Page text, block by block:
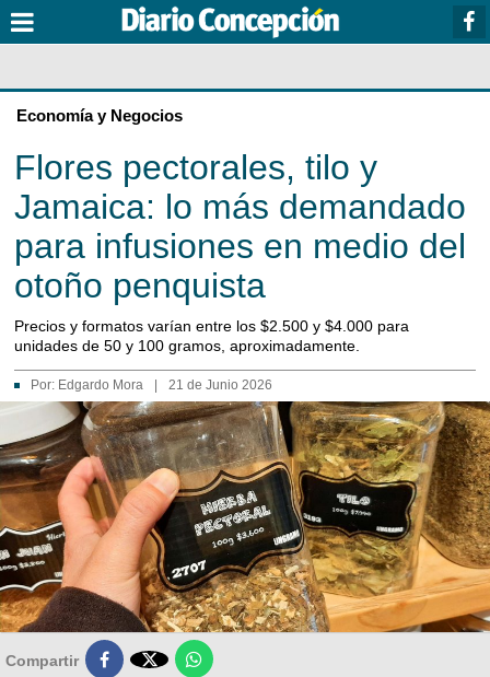
Economía y Negocios
Flores pectorales, tilo y
Jamaica: lo más demandado
para infusiones en medio del
otoño penquista
Precios y formatos varían entre los $2.500 y $4.000 para
unidades de 50 y 100 gramos, aproximadamente.
Por: Edgardo Mora 21 de Junio 2026
Compartir 